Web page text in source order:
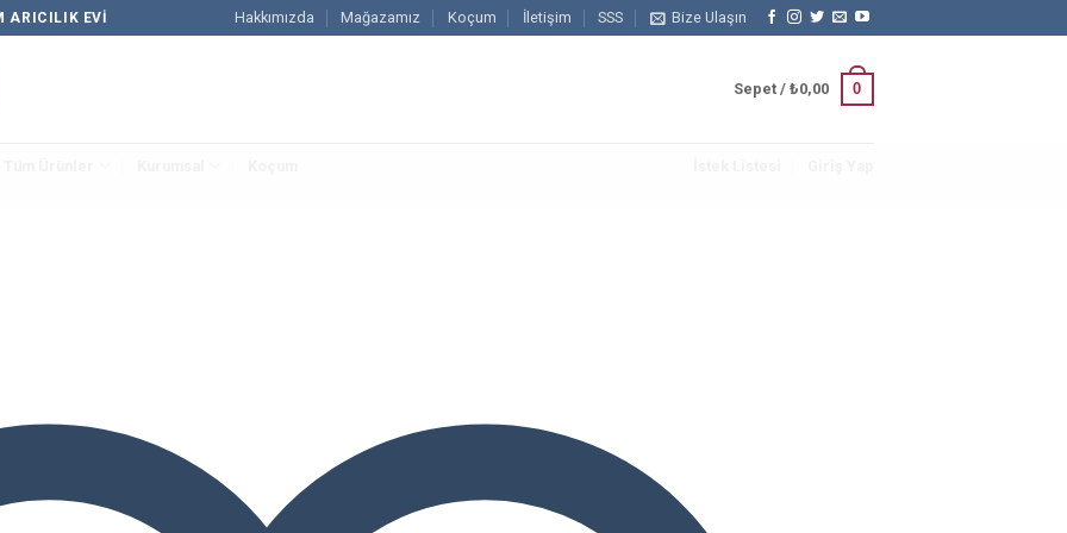
ARICILIK EVI Hakkımızda Mağazamız Koçum İletişim SSS Bize Ulaşın
Sepet / ₺0,00 0